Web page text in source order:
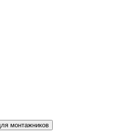
Регистрация для монтажников